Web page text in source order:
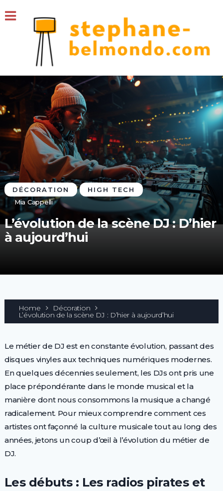
DÉCORATION
HIGH TECH
Mia Cappelli
L’évolution de la scène DJ : D’hier
à aujourd’hui
Home Décoration
L’évolution de la scène DJ : D’hier à aujourd’hui
Le métier de DJ est en constante évolution, passant des
disques vinyles aux techniques numériques modernes.
En quelques décennies seulement, les DJs ont pris une
place prépondérante dans le monde musical et la
manière dont nous consommons la musique a changé
radicalement. Pour mieux comprendre comment ces
artistes ont façonné la culture musicale tout au long des
années, jetons un coup d’œil à l’évolution du métier de
DJ.
Les débuts : Les radios pirates et